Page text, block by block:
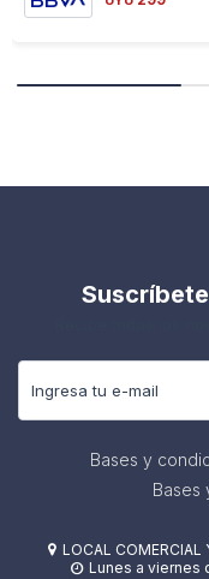
Bases y
Bases
 LOCAL COMERCIAL
 Lunes a viernes